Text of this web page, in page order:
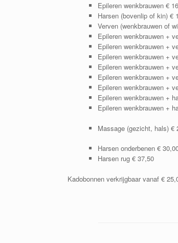
Epileren wenkbrauwen €
Harsen (bovenlip of kin) €
Verven (wenkbrauwen of
Epileren wenkbrauwen +
Epileren wenkbrauwen +
Epileren wenkbrauwen +
Epileren wenkbrauwen +
Epileren wenkbrauwen +
Epileren wenkbrauwen +
Epileren wenkbrauwen +
Epileren wenkbrauwen +
Massage (gezicht, hals) €
Harsen onderbenen €
Harsen rug € 37,50
Kadobonnen verkrijgbaar vanaf €